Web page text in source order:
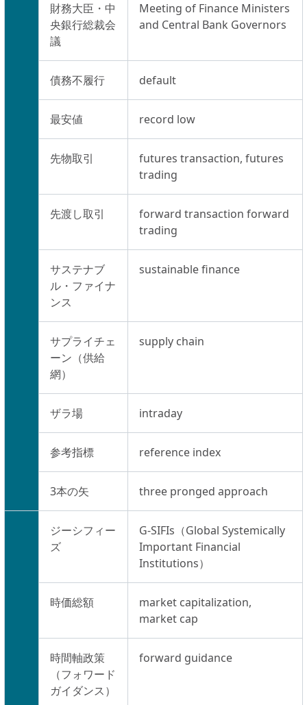
財務大臣・中
央銀行総裁会
議
Meeting of Finance Ministers
and Central Bank Governors
債務不履行 default
最安値 record low
先物取引
futures transaction, futures
trading
先渡し取引
forward transaction forward
trading
サステナブ
ル・ファイナ
ンス
sustainable finance
サプライチェ
ーン（供給
網）
supply chain
ザラ場 intraday
参考指標 reference index
3本の矢 three pronged approach
ジーシフィー
ズ
G-SIFIs（Global Systemically
Important Financial
Institutions）
時価総額
market capitalization,
market cap
時間軸政策
（フォワード
ガイダンス）
forward guidance